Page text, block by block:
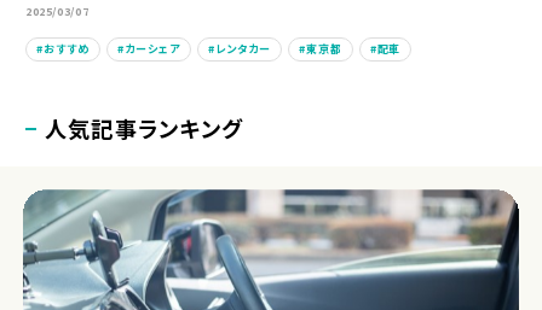
2025/03/07
おすすめ カーシェア レンタカー 東京都 配車
人気記事ランキング